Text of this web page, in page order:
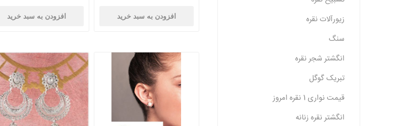
افزودن به سبد خرید افزودن به سبد خرید
زیورآلات نقره
سنگ
انگشتر شجر نقره
تبریک گوگل
قیمت نواری 1 نقره امروز
انگشتر نقره زنانه